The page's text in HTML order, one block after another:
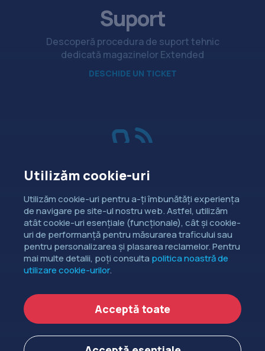
Suport
Descoperă procedura de suport tehnic
dedicată magazinelor Extended
DESCHIDE UN TICKET
Vânzări
Dorești să intri în contact cu
departamentul de relații comerciale?
CONTACTEAZĂ-NE
Copyright ©EXTENDED DEV SRL2006-2026.
Politica de cookie-uri
Politica de confidențialitate
Utilizăm cookie-uri
Utilizăm cookie-uri pentru a-ți îmbunătăți experiența
de navigare pe site-ul nostru web. Astfel, utilizăm
atât cookie-uri esențiale (funcționale), cât și cookie-
uri de performanță pentru măsurarea traficului sau
pentru personalizarea și plasarea reclamelor. Pentru
mai multe detalii, poți consulta politica noastră de
utilizare cookie-urilor.
Acceptă toate